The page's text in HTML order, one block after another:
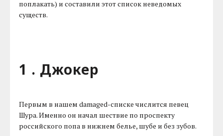
поплакать) и составили этот список неведомых
существ.
1 . Джокер
Первым в нашем damaged-списке числится певец
Шура. Именно он начал шествие по проспекту
российского попа в нижнем белье, шубе и без зубов.